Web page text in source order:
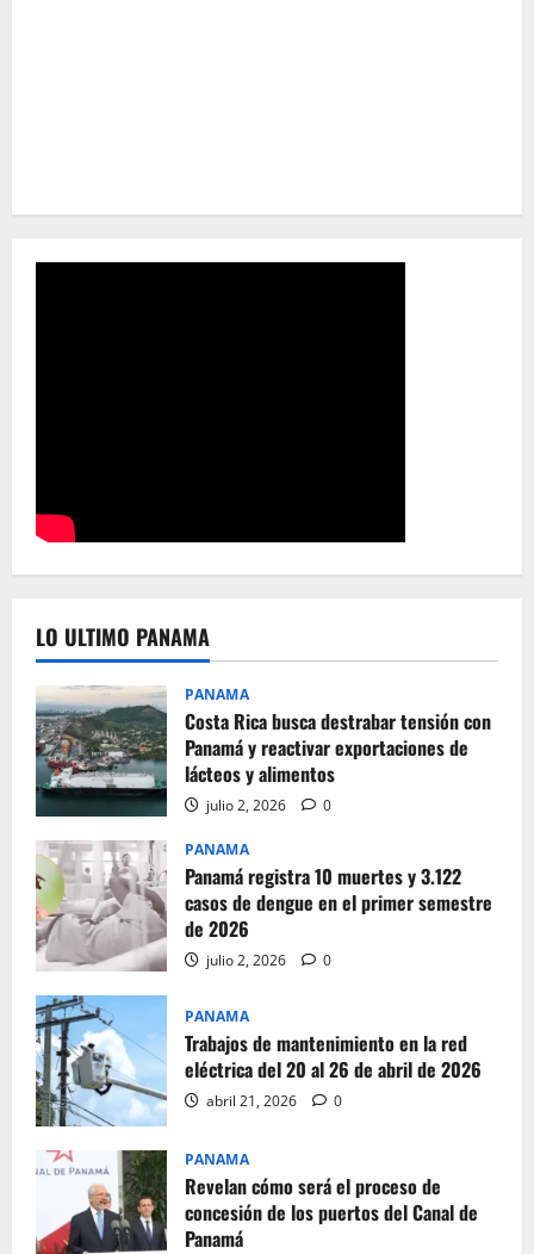
LO ULTIMO PANAMA
PANAMA
Costa Rica busca destrabar tensión con
Panamá y reactivar exportaciones de
lácteos y alimentos
julio 2, 2026 0
PANAMA
Panamá registra 10 muertes y 3.122
casos de dengue en el primer semestre
de 2026
julio 2, 2026 0
PANAMA
Trabajos de mantenimiento en la red
eléctrica del 20 al 26 de abril de 2026
abril 21, 2026 0
PANAMA
Revelan cómo será el proceso de
concesión de los puertos del Canal de
Panamá